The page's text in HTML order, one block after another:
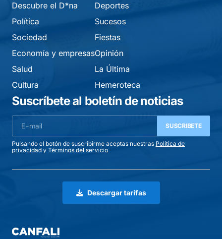
Descubre el D*na
Política
Sociedad
Economía y empresas
Salud
Cultura
Deportes
Sucesos
Fiestas
Opinión
La Última
Hemeroteca
Suscríbete al boletín de noticias
SUSCRIBETE
Pulsando el botón de suscribirme aceptas nuestras Política de
privacidad y Términos del servicio
Descargar tarifas